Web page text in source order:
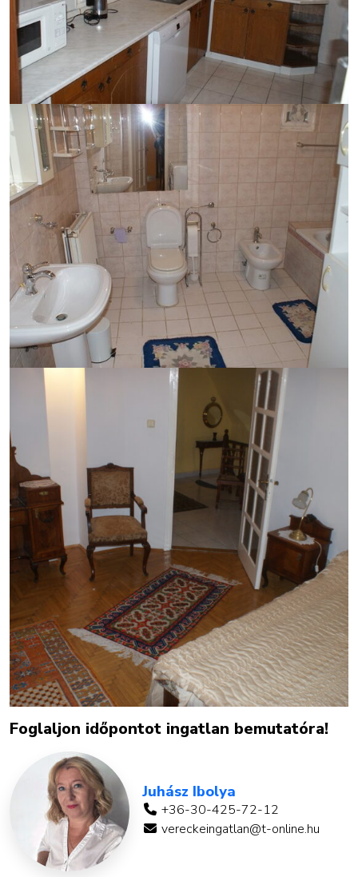
Foglaljon időpontot ingatlan bemutatóra!
Juhász Ibolya
+36-30-425-72-12
vereckeingatlan@t-online.hu